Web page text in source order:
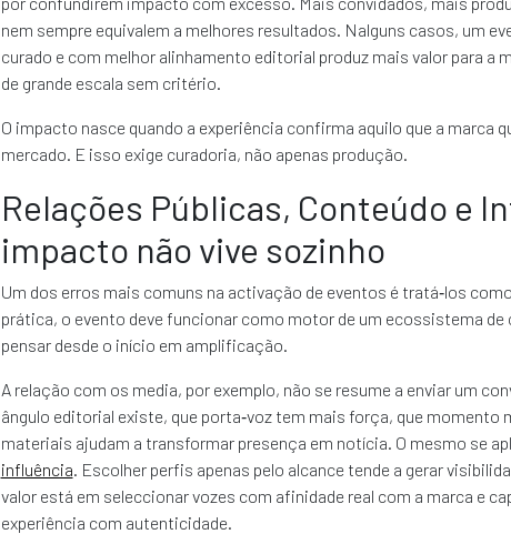
nem sempre equivalem a melhores resultados. Nalguns casos, um
curado e com melhor alinhamento editorial produz mais valor para a
de grande escala sem critério.
O impacto nasce quando a experiência confirma aquilo que a marca
mercado. E isso exige curadoria, não apenas produção.
Relações Públicas, Conteúdo e
impacto não vive sozinho
Um dos erros mais comuns na activação de eventos é tratá‑los
prática, o evento deve funcionar como motor de um ecossistema
pensar desde o início em amplificação.
A relação com os media, por exemplo, não se resume a enviar um
ângulo editorial existe, que porta‑voz tem mais força, que momento
materiais ajudam a transformar presença em notícia. O mesmo se
influência. Escolher perfis apenas pelo alcance tende a gerar
valor está em seleccionar vozes com afinidade real com a marca e
experiência com autenticidade.